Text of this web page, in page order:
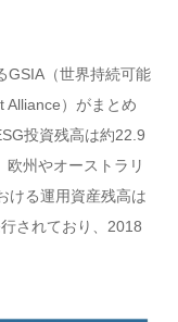
GSIA（世界持続可能
Alliance）がまとめ
投資残高は約22.9
州やオーストラリ
ける運用資産残高は
されており、2018